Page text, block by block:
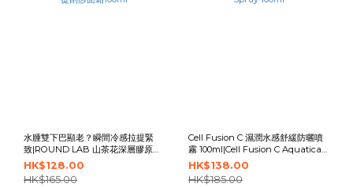
水腫雙下巴顯老？瞬間冷感拉提緊
致|ROUND LAB 山茶花深層膠原緊
致拉提刮痧面霜100ml
HK$128.00
HK$165.00
Cell Fusion C 濕潤水感舒緩防曬噴
霧 100ml|Cell Fusion C Aquatica
Sun Spray 100ml
HK$138.00
HK$185.00